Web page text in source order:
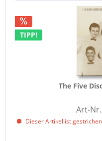
TIPP!
The Five
Art-
Dieser Artikel ist